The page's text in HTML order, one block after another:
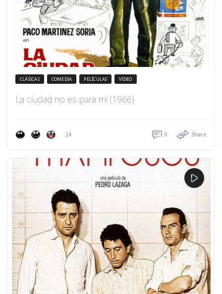
CLÁSICAS COMEDIA PELÍCULAS VIDEO
La ciudad no es para mí (1966)
24 0 Share